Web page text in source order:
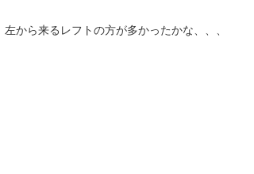
左から来るレフトの方が多かったかな、、、